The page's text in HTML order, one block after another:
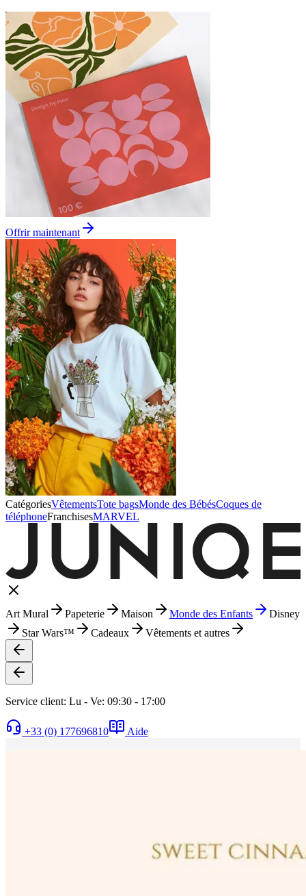
Offrir maintenant
CatégoriesVêtementsTote bagsMonde des BébésCoques de
téléphoneFranchisesMARVEL
Art Mural Papeterie Maison Monde des Enfants
Disney
Star Wars™
Cadeaux Vêtements et autres
Service client: Lu - Ve: 09:30 - 17:00
+33 (0) 177696810 Aide